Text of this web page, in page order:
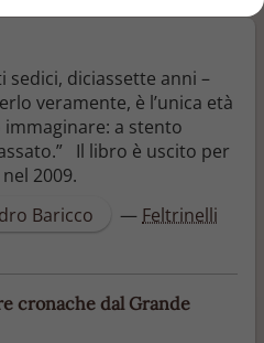
sedici, diciassette anni –
veramente, è l’unica età
immaginare: a stento
Il libro è uscito per
2009.
Baricco
— Feltrinelli
cronache dal Grande